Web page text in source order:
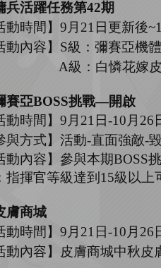
活躍任務第42期
動時間】 9 月 21 日更新後~
動內容】 S級：彌賽亞機
A級：白憐花嫁
亞BOSS挑戰—開啟
動時間】 9 月 21 日-10 月 26
與方式】 活動-直面強敵-
動內容】參與本期BOSS
指揮官等級達到 15級以上
商城
動時間】 9 月 21 日-10 月 26
動內容】皮膚商城中秋